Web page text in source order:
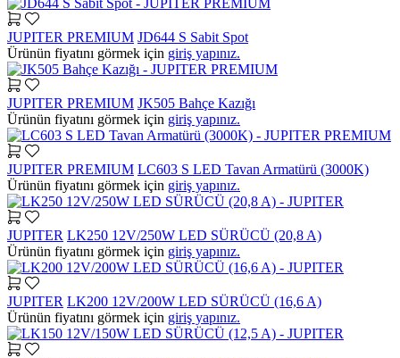
JUPITER PREMIUM JD644 S Sabit Spot
Ürünün fiyatını görmek için giriş yapınız.
JUPITER PREMIUM JK505 Bahçe Kazığı
Ürünün fiyatını görmek için giriş yapınız.
JUPITER PREMIUM LC603 S LED Tavan Armatürü (3000K)
Ürünün fiyatını görmek için giriş yapınız.
JUPITER LK250 12V/250W LED SÜRÜCÜ (20,8 A)
Ürünün fiyatını görmek için giriş yapınız.
JUPITER LK200 12V/200W LED SÜRÜCÜ (16,6 A)
Ürünün fiyatını görmek için giriş yapınız.